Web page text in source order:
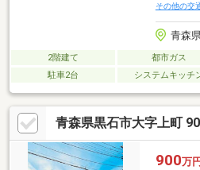
その他の交
青森
2階建て 都市ガス
駐車2台
システムキッチ
青森県黒石市大字上町
900万円